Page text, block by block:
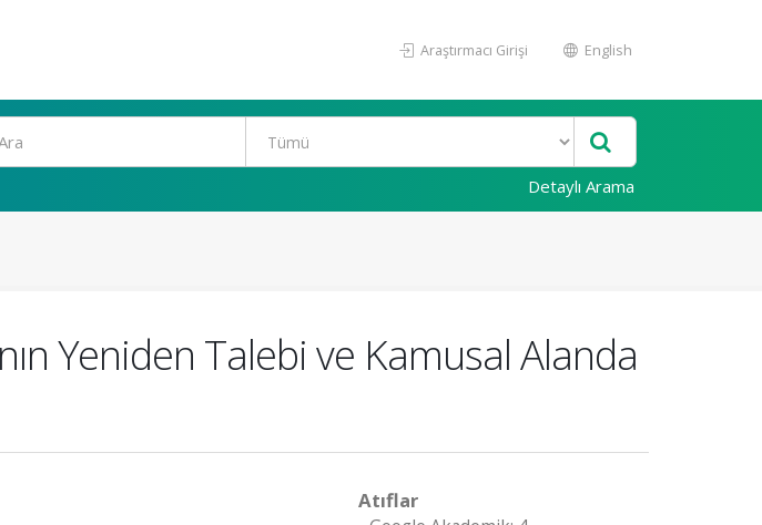
Araştırmacı Girişi English
Detaylı Arama
Yeniden Talebi ve Kamusal Alanda
Atıflar